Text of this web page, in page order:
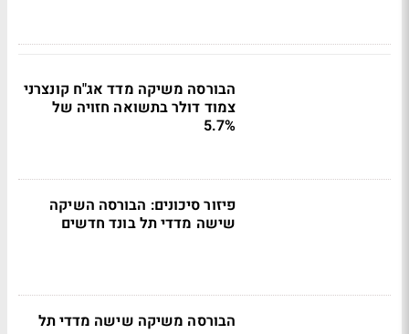
הבורסה משיקה מדד אג"ח קונצרני
צמוד דולר בתשואה חזויה של
5.7%
פיזור סיכונים: הבורסה השיקה
שישה מדדי תל בונד חדשים
הבורסה משיקה שישה מדדי תל